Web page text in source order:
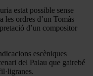
estat possible sense
les ordres d’un Tomàs
d’un compositor
escèniques
del Palau que gairebé